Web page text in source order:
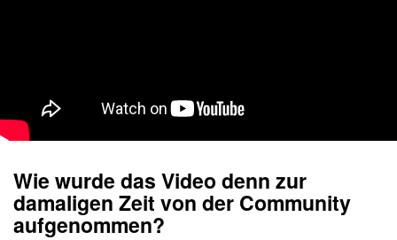
Wie wurde das Video denn zur
damaligen Zeit von der Community
aufgenommen?